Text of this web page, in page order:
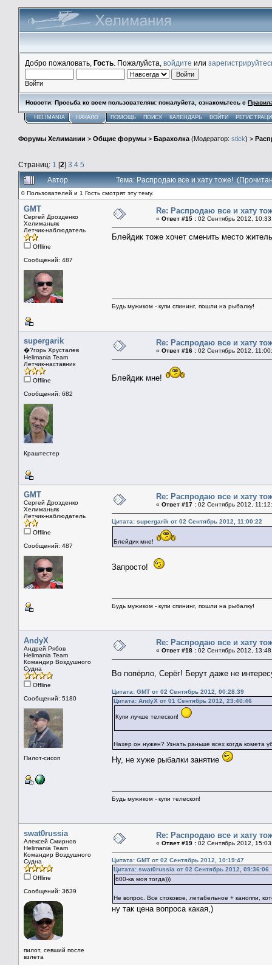
Добро пожаловать, Гость . Пожалуйста, войдите или
Войти
Новости: Просьба ко всем пользователям: пожалуйста, ознакомьтесь с
HELIMANIA НАЧАЛО ПОМОЩЬ ПОИСК КАЛЕНДАРЬ ВОЙТИ
Форумы Хелимании > Общие форумы > Барахолка (Модератор: stick) >
Страниц: 1 [2] 3 4 5
Автор
Тема: Распродаю все и хату тоже!
0 Пользователей и 1 Гость смотрят эту тему.
GMT
Сергей Дрозденко
Хелиманьяк
Летчик-наблюдатель
Offline
Сообщений: 487
Re: Распродаю все и хату
« Ответ #15 : 02 Сентябрь 2012,
Блейдик тоже хочет сменить место
Будь мужиком - купи спининг, пошли на рыбалку!
supergarik
�?горь Хрусталев
Helimania Team
Летчик-наставник
Offline
Сообщений: 682
Краштестер
Re: Распродаю все и хату
« Ответ #16 : 02 Сентябрь 2012,
Блейдик мне!
GMT
Сергей Дрозденко
Хелиманьяк
Летчик-наблюдатель
Offline
Сообщений: 487
Re: Распродаю все и хату
« Ответ #17 : 02 Сентябрь 2012,
Цитата: supergarik от 02 Сентябрь 2012, 11:00:22
Блейдик мне!
Запросто!
Будь мужиком - купи спининг, пошли на рыбалку!
AndyX
Андрей Рябов
Helimania Team
Командир Воздушного
Судна
Offline
Сообщений: 5180
Пилот-сисоп
Re: Распродаю все и хату
« Ответ #18 : 02 Сентябрь 2012,
Во попёрло, Серёг! Берут даже не
Цитата: GMT от 02 Сентябрь 2012, 00:28:39
Цитата: AndyX от 01 Сентябрь 2012, 23:40:46
Купи лучше телескоп!
Нахер он нужен? Узнать раньше всех когда комета
Ну, не хуже рыбалки занятие
Будь мужиком - купи телескоп!
swat0russia
Алексей Смирнов
Helimania Team
Командир Воздушного
Судна
Offline
Сообщений: 3639
пилот, севший после
взлета
Re: Распродаю все и хату
« Ответ #19 : 02 Сентябрь 2012,
Цитата: GMT от 02 Сентябрь 2012, 10:19:47
Цитата: swat0russia от 02 Сентябрь 2012, 09:36:06
600-ка моя тогда)))
Не вопрос. Все стоковое, летабельное + каноппи,
ну так цена вопроса какая,)